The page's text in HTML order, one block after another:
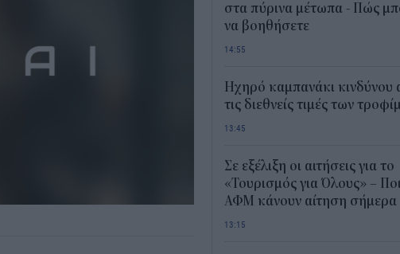
στα πύρινα μέτωπα - Πώς
να βοηθήσετε
14:55
Ηχηρό καμπανάκι κινδύνου
τις διεθνείς τιμές των
13:45
Σε εξέλιξη οι αιτήσεις για το
«Τουρισμός για Όλους» –
ΑΦΜ κάνουν αίτηση σήμερα
13:15